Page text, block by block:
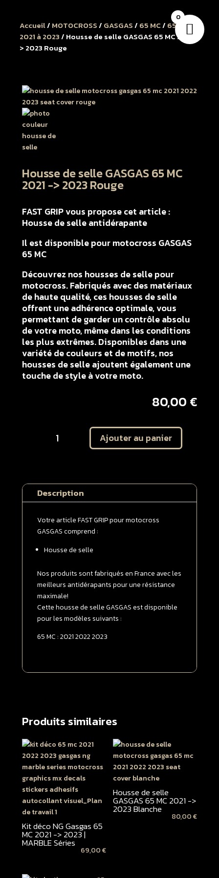
Accueil/ MOTOCROSS/ GASGAS/ 65 MC/ 65 MC
2021 à 2023/ Housse de selle GASGAS 65 MC 2021 -
> 2023 Rouge
Housse de selle GASGAS 65 MC
2021 -> 2023 Rouge
FAST GRIP vous propose cet article :
Housse de selle antidérapante
Il est disponible pour motocross GASGAS
65 MC
Découvrez nos housses de selle pour
motocross. Fabriqués avec des matériaux
de haute qualité, ces housses de selle
offrent une adhérence optimale, vous
permettant de garder un contrôle absolu
de votre moto, même dans les conditions
les plus extrêmes. Disponibles dans une
variété de couleurs et de motifs, nos
housses de selle ajoutent également une
touche de style à votre moto.
80,00 €
GASGAS
65
2021
-
2023
Ajouter au panier
Description
Votre article FAST GRIP pour motocross
GASGAS comprend :
Housse de selle
Nos produits sont fabriqués en France avec les
meilleurs antidérapants pour une résistance
maximale!
Cette housse de selle GASGAS est disponible
pour les modèles suivants :
65 MC : 2021 2022 2023
Produits similaires
Kit déco NG Gasgas 65
MC 2021 -> 2023 |
MARBLE Séries
69,00€
Housse de selle
GASGAS 65 MC 2021 ->
2023 Blanche
80,00€
0